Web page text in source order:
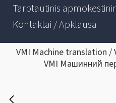
Tarptautinis
Kontaktai / Apklausa
VMI Machine translation
VMI Машинний